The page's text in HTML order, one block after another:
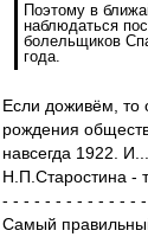
Поэтому в
наблюдаться
болельщиков
года.
Если доживём, то
рождения
навсегда 1922.
Н.П.Старостина -
- - - - - - - - - - - - -
Самый